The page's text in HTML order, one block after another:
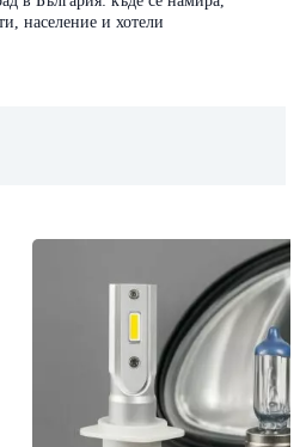
население и хотели